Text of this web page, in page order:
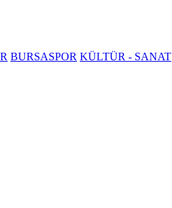
BURSASPOR KÜLTÜR - SANAT